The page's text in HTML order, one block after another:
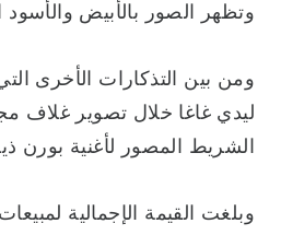
وتظهر الصور بالأبيض
ومن بين التذكارات الأخرى
الشريط المصور لأغنية بورن
وبلغت القيمة الإجمالية